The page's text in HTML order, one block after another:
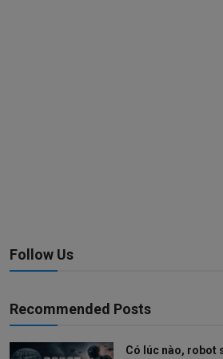
Follow Us
Recommended Posts
Có lúc nào, robot